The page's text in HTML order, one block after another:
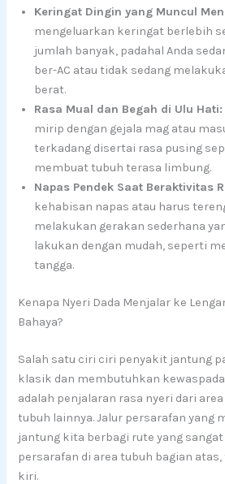
Keringat Dingin yang Muncul
mengeluarkan keringat berlebih
jumlah banyak, padahal Anda
ber-AC atau tidak sedang
berat.
Rasa Mual dan Begah di Ulu Hati:
mirip dengan gejala mag atau
terkadang disertai rasa pusing
membuat tubuh terasa limbung.
Napas Pendek Saat Beraktivitas
kehabisan napas atau harus
melakukan gerakan sederhana
lakukan dengan mudah, seperti
tangga.
Kenapa Nyeri Dada Menjalar ke
Bahaya?
Salah satu ciri ciri penyakit jantung
klasik dan membutuhkan
adalah penjalaran rasa nyeri dari
tubuh lainnya. Jalur persarafan yang
jantung kita berbagi rute yang
persarafan di area tubuh bagian
kiri.